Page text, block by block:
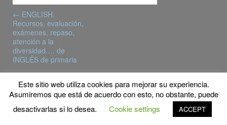
navigation
← ENGLISH.
Recursos, evaluación,
exámenes, repaso,
atención a la
diversidad…. de
INGLÉS de primaria
© Copyright 2016 MyFPschool
Proudly powered by WordPress
Theme: Gridster by
ThemeFurnace.
Este sitio web utiliza cookies para mejorar su experiencia.
Asumiremos que está de acuerdo con esto, no obstante, puede
desactivarlas si lo desea.
Cookie settings ACCEPT